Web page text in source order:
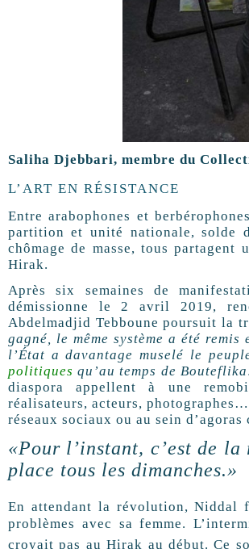
Saliha Djebbari, membre du
L’ART EN RÉSISTANCE
Entre arabophones et
partition et unité nationale, solde
chômage de masse, tous
Hirak.
Après six semaines de
démissionne le 2 avril 2019,
Abdelmadjid Tebboune poursuit la
gagné, le même système a été remis
l’État a davantage muselé le
politiques qu’au temps de
diaspora appellent à une
réalisateurs, acteurs,
réseaux sociaux ou au sein
«Pour l’instant, c’est de
place tous les dimanches.»
En attendant la révolution, Niddal
problèmes avec sa femme.
croyait pas au Hirak au début. Ce